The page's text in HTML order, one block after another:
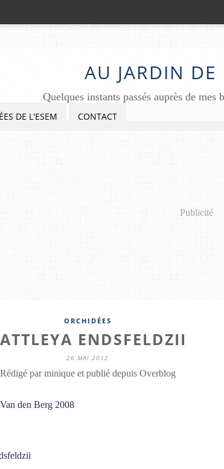
AU JARDIN
Quelques instants passés auprès de
DE L'ESEM CONTACT
Publicité
ORCHIDÉES
ENDSFELDZII
26 MAI 2012
Rédigé par minique et publié depuis Overblog
den Berg 2008